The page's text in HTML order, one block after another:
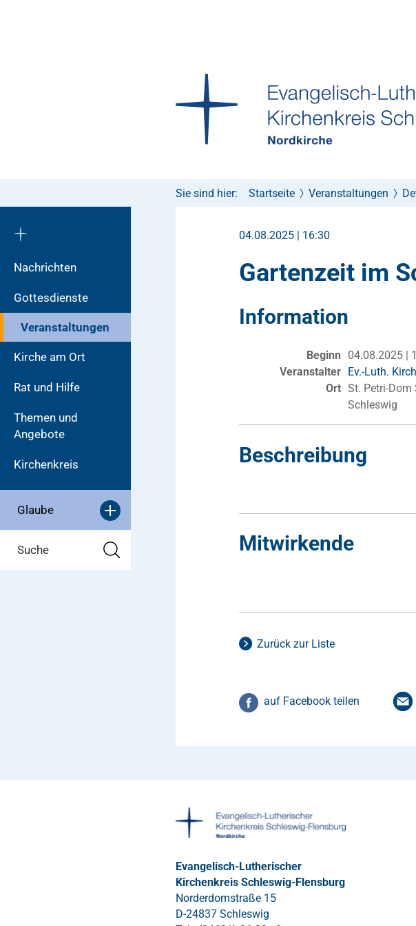
Nachrichten
Gottesdienste
Veranstaltungen
Kirche am Ort
Rat und Hilfe
Themen und
Angebote
Kirchenkreis
Glaube
Suche
Sie sind hier: Startseite Veranstaltungen
04.08.2025 | 16:30
Gartenzeit im
Information
Beginn
04.08.2025 |
Veranstalter Ev.-Luth.
Ort St. Petri-
Schleswig
Beschreibung
Mitwirkende
Zurück zur Liste
auf Facebook teilen
Evangelisch-Lutherischer
Kirchenkreis Schleswig-Flensburg
Norderdomstraße 15
D-24837 Schleswig